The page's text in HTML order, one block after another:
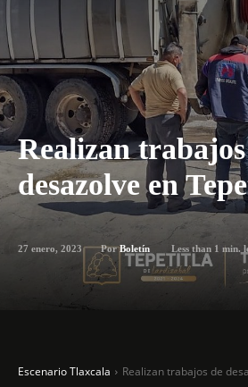
Realizan
desazolve en
27 enero, 2023 Por Boletín Less than 1 min.
Escenario Tlaxcala Realizan trabajos de